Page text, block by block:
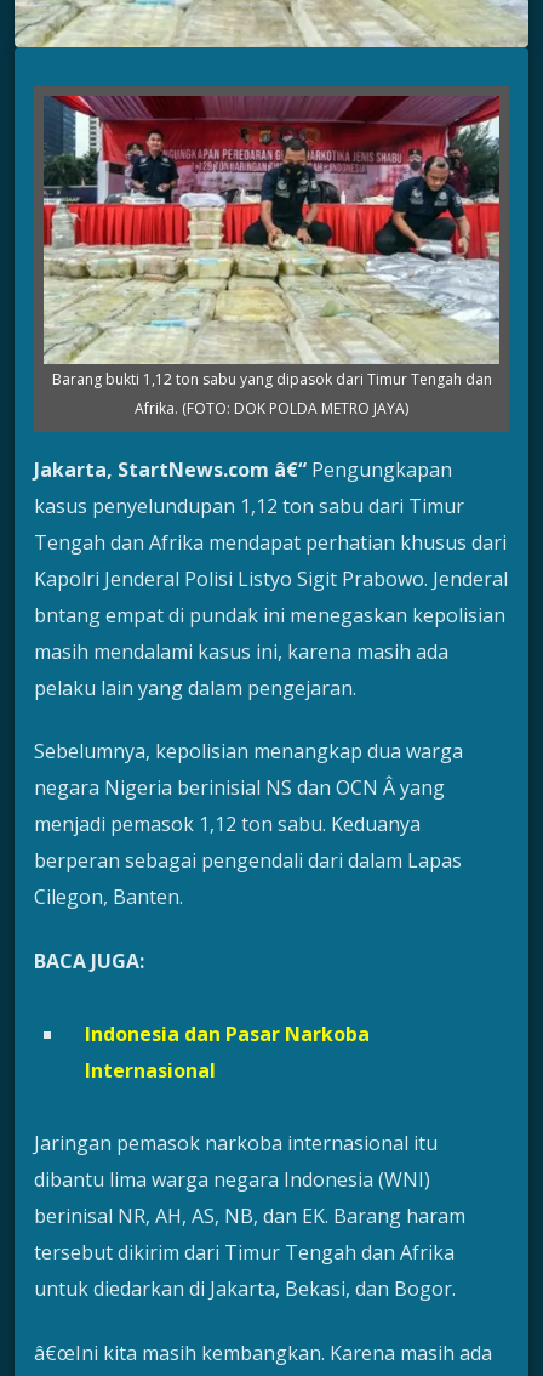
Barang bukti 1,12 ton sabu yang dipasok dari Timur Tengah dan
Afrika. (FOTO: DOK POLDA METRO JAYA)
Jakarta, StartNews.com â€“ Pengungkapan
kasus penyelundupan 1,12 ton sabu dari Timur
Tengah dan Afrika mendapat perhatian khusus dari
Kapolri Jenderal Polisi Listyo Sigit Prabowo. Jenderal
bntang empat di pundak ini menegaskan kepolisian
masih mendalami kasus ini, karena masih ada
pelaku lain yang dalam pengejaran.
Sebelumnya, kepolisian menangkap dua warga
negara Nigeria berinisial NS dan OCN Â yang
menjadi pemasok 1,12 ton sabu. Keduanya
berperan sebagai pengendali dari dalam Lapas
Cilegon, Banten.
BACA JUGA:
Indonesia dan Pasar Narkoba
Internasional
Jaringan pemasok narkoba internasional itu
dibantu lima warga negara Indonesia (WNI)
berinisal NR, AH, AS, NB, dan EK. Barang haram
tersebut dikirim dari Timur Tengah dan Afrika
untuk diedarkan di Jakarta, Bekasi, dan Bogor.
â€œIni kita masih kembangkan. Karena masih ada